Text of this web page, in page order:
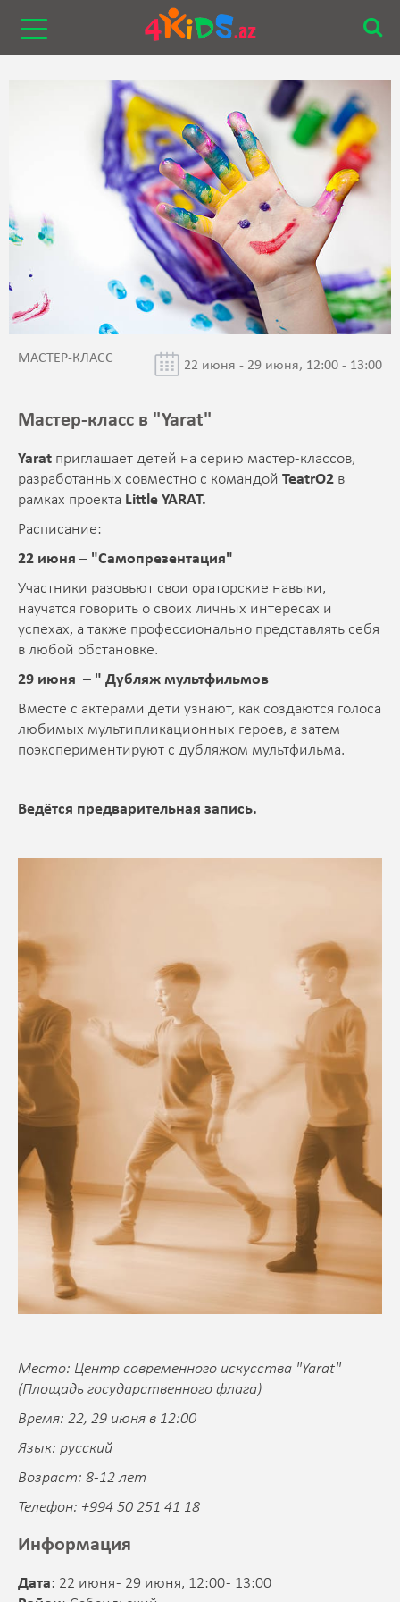
МАСТЕР-КЛАСС 22 июня - 29 июня, 12:00 - 13:00
Мастер-класс в "Yarat"
Yarat приглашает детей на серию мастер-классов,
разработанных совместно с командой TeatrO2 в
рамках проекта Little YARAT.
Расписание:
22 июня – "Самопрезентация"
Участники разовьют свои ораторские навыки,
научатся говорить о своих личных интересах и
успехах, а также профессионально представлять себя
в любой обстановке.
29 июня – " Дубляж мультфильмов
Вместе с актерами дети узнают, как создаются голоса
любимых мультипликационных героев, а затем
поэкспериментируют с дубляжом мультфильма.
Ведётся предварительная запись.
Место: Центр современного искусства "Yarat"
(Площадь государственного флага)
Время: 22, 29 июня в 12:00
Язык: русский
Возраст: 8-12 лет
Телефон: +994 50 251 41 18
Информация
Дата: 22 июня - 29 июня, 12:00 - 13:00